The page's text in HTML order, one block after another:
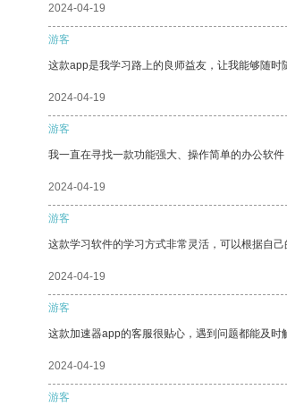
2024-04-19
游客
这款app是我学习路上的良师益友，让我能够随时
2024-04-19
游客
我一直在寻找一款功能强大、操作简单的办公软
2024-04-19
游客
这款学习软件的学习方式非常灵活，可以根据自
2024-04-19
游客
这款加速器app的客服很贴心，遇到问题都能及时
2024-04-19
游客